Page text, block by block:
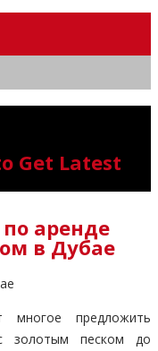
Get Latest
аренде
в Дубае
предложить
золотым песком до